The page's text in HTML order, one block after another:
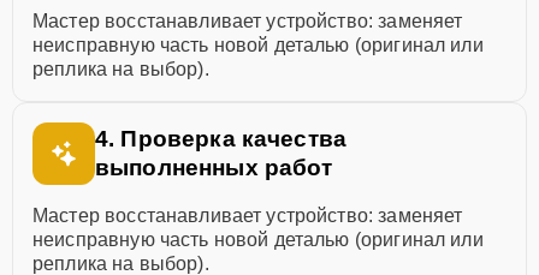
Мастер восстанавливает устройство: заменяет
неисправную часть новой деталью (оригинал или
реплика на выбор).
4. Проверка качества
выполненных работ
Мастер восстанавливает устройство: заменяет
неисправную часть новой деталью (оригинал или
реплика на выбор).